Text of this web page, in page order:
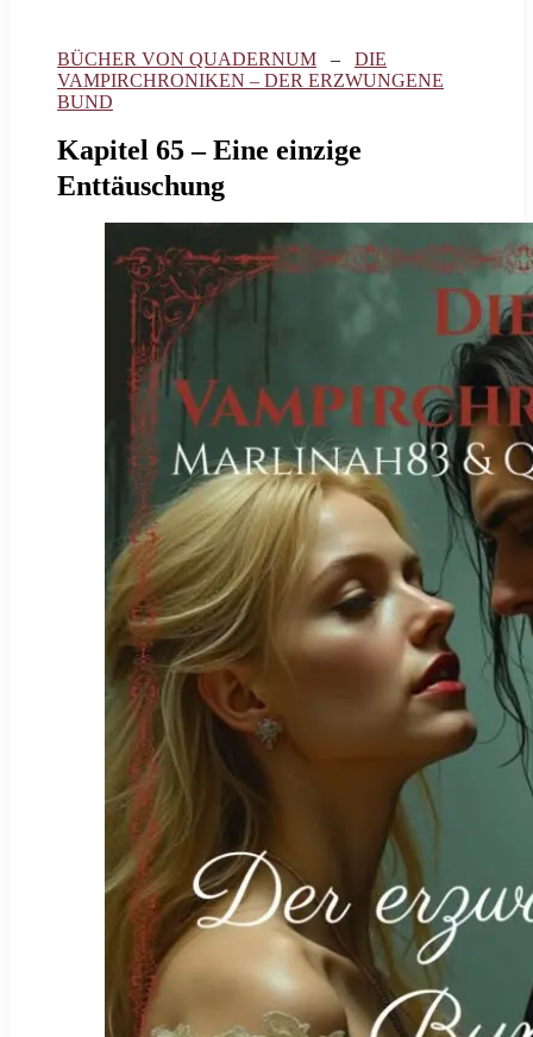
BÜCHER VON QUADERNUM – DIE
VAMPIRCHRONIKEN – DER ERZWUNGENE
BUND
Kapitel 65 – Eine einzige
Enttäuschung